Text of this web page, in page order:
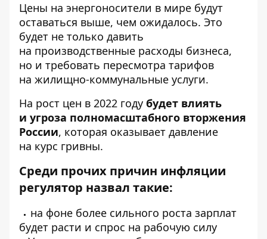
Цены на энергоносители в мире будут
оставаться выше, чем ожидалось. Это
будет не только давить
на производственные расходы бизнеса,
но и требовать пересмотра тарифов
на жилищно-коммунальные услуги.
На рост цен в 2022 году будет влиять
и угроза полномасштабного вторжения
России, которая оказывает давление
на курс гривны.
Среди прочих причин инфляции
регулятор назвал такие:
на фоне более сильного роста зарплат
будет расти и спрос на рабочую силу